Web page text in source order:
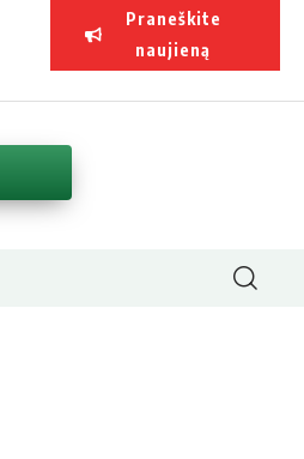
Praneškite
naujieną